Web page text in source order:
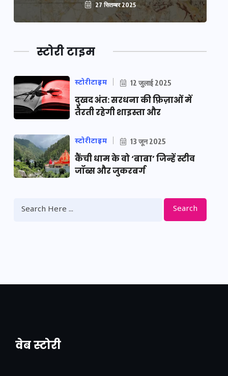
27 सितम्बर 2025
स्टोरी टाइम
स्टोरीटाइम 12 जुलाई 2025
दुखद अंत: सरधना की फ़िज़ाओं में
तैरती रहेगी शाइस्ता और
स्टोरीटाइम 13 जून 2025
कैंची धाम के वो ‘बाबा’ जिन्हें स्टीव
जॉब्स और जुकरबर्ग
Search
वेब स्टोरी
नया एक्सप्रेसवे: पूर्वांचल का लक, डेवलपमेंट का